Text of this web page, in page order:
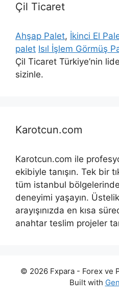
Çil Ticaret
Ahşap Palet, İkinci El
palet Isıl İşlem Görmüş
Çil Ticaret Türkiye’nin
sizinle.
Karotcun.com
Karotcun.com ile
ekibiyle tanışın. Tek bir
tüm istanbul
deneyimi yaşayın.
arayışınızda en kısa
anahtar teslim projeler
© 2026 Fxpara - Forex ve
Built with